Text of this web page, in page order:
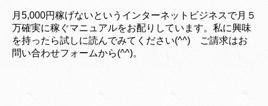
月5,000円稼げないというインターネットビジネスで月５
万確実に稼ぐマニュアルをお配りしています。私に興味
を持ったら試しに読んでみてください(^^) ご請求はお
問い合わせフォームから(^^)。